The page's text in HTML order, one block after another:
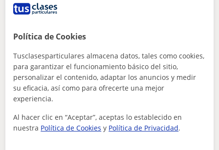
Diana
Profesor Verificado
★ 5,0 (8 valoraciones)
En línea
Madrid (Ciudad), Alcobendas, ...
Política de Cookies
Tusclasesparticulares almacena datos, tales como cookies,
para garantizar el funcionamiento básico del sitio,
personalizar el contenido, adaptar los anuncios y medir
su eficacia, así como para ofrecerte una mejor
experiencia.
Al hacer clic en “Aceptar”, aceptas lo establecido en
nuestra Política de Cookies y Política de Privacidad.